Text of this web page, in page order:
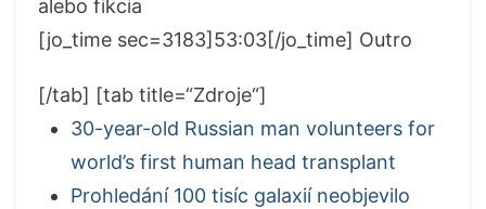
alebo fikcia
[jo_time sec=3183]53:03[/jo_time] Outro
[/tab] [tab title=“Zdroje“]
30-year-old Russian man volunteers for
world’s first human head transplant
Prohledání 100 tisíc galaxií neobjevilo